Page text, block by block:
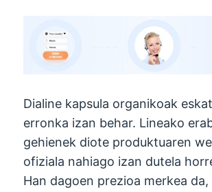
Dialine kapsula organikoak
erronka izan behar. Lineako
gehienek diote produktuaren
ofiziala nahiago izan dutela
Han dagoen prezioa merkea